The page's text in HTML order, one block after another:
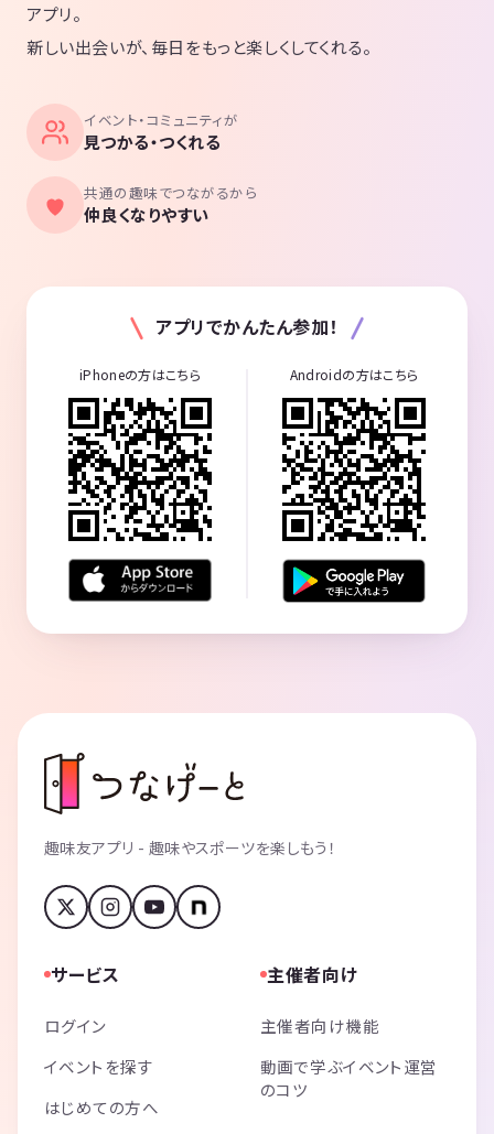
アプリ。
新しい出会いが、毎日をもっと楽しくしてくれる。
イベント・コミュニティが
見つかる・つくれる
共通の趣味でつながるから
仲良くなりやすい
アプリでかんたん参加！
iPhoneの方はこちら Androidの方はこちら
趣味友アプリ - 趣味やスポーツを楽しもう！
サービス
ログイン
イベントを探す
はじめての方へ
主催者向け
主催者向け機能
動画で学ぶイベント運営
のコツ